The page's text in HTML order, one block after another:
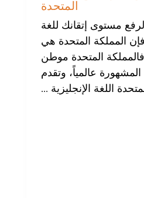
المتحدة
مستوى إتقانك للغة
فإن المملكة المتحدة هي
فالمملكة المتحدة موطن
عالمياً، وتقدم
اللغة الإنجليزية ...